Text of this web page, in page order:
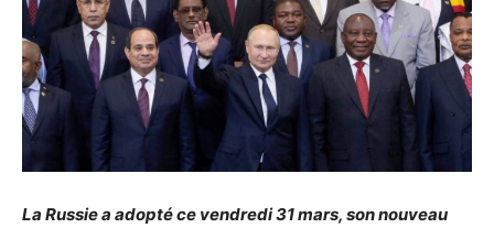
La Russie a adopté ce vendredi 31 mars, son nouveau